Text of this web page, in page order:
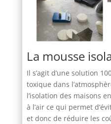
La mousse
Il s’agit d’une solution
toxique dans
l’isolation des maisons
à l’air ce qui permet
et donc de réduire les